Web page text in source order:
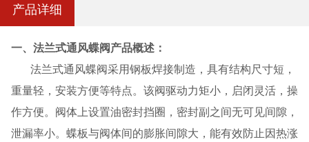
产品详细
一、法兰式通风蝶阀产品概述：
法兰式通风蝶阀采用钢板焊接制造，具有结构尺寸短，
重量轻，安装方便等特点。该阀驱动力矩小，启闭灵活，操
作方便。阀体上设置油密封挡圈，密封副之间无可见间隙，
泄漏率小。蝶板与阀体间的膨胀间隙大，能有效防止因热涨